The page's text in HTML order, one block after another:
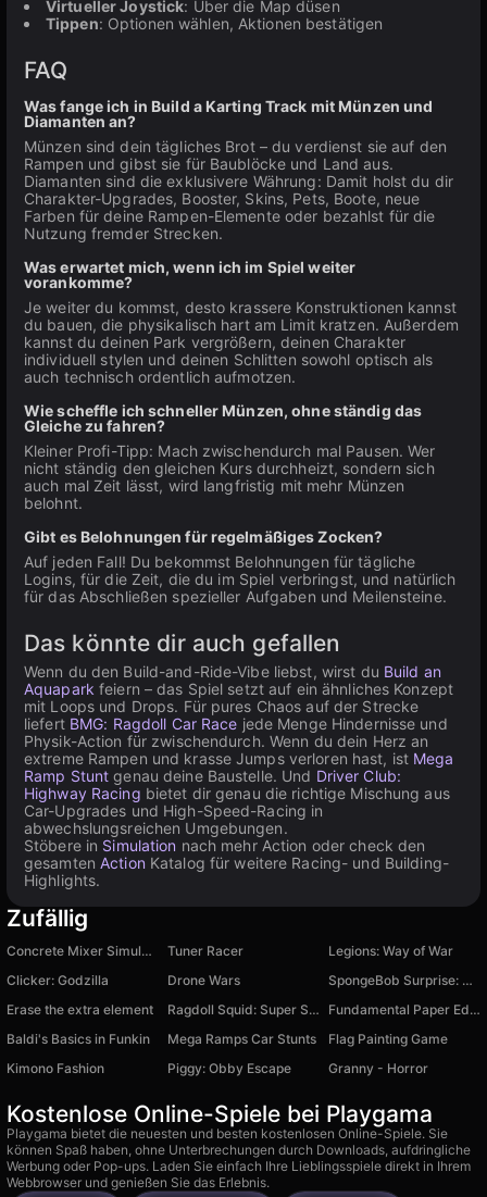
Virtueller Joystick: Über die Map düsen
Tippen: Optionen wählen, Aktionen bestätigen
FAQ
Was fange ich in Build a Karting Track mit Münzen und
Diamanten an?
Münzen sind dein tägliches Brot – du verdienst sie auf den
Rampen und gibst sie für Baublöcke und Land aus.
Diamanten sind die exklusivere Währung: Damit holst du dir
Charakter-Upgrades, Booster, Skins, Pets, Boote, neue
Farben für deine Rampen-Elemente oder bezahlst für die
Nutzung fremder Strecken.
Was erwartet mich, wenn ich im Spiel weiter
vorankomme?
Je weiter du kommst, desto krassere Konstruktionen kannst
du bauen, die physikalisch hart am Limit kratzen. Außerdem
kannst du deinen Park vergrößern, deinen Charakter
individuell stylen und deinen Schlitten sowohl optisch als
auch technisch ordentlich aufmotzen.
Wie scheffle ich schneller Münzen, ohne ständig das
Gleiche zu fahren?
Kleiner Profi-Tipp: Mach zwischendurch mal Pausen. Wer
nicht ständig den gleichen Kurs durchheizt, sondern sich
auch mal Zeit lässt, wird langfristig mit mehr Münzen
belohnt.
Gibt es Belohnungen für regelmäßiges Zocken?
Auf jeden Fall! Du bekommst Belohnungen für tägliche
Logins, für die Zeit, die du im Spiel verbringst, und natürlich
für das Abschließen spezieller Aufgaben und Meilensteine.
Das könnte dir auch gefallen
Wenn du den Build-and-Ride-Vibe liebst, wirst du Build an
Aquapark feiern – das Spiel setzt auf ein ähnliches Konzept
mit Loops und Drops. Für pures Chaos auf der Strecke
liefert BMG: Ragdoll Car Race jede Menge Hindernisse und
Physik-Action für zwischendurch. Wenn du dein Herz an
extreme Rampen und krasse Jumps verloren hast, ist Mega
Ramp Stunt genau deine Baustelle. Und Driver Club:
Highway Racing bietet dir genau die richtige Mischung aus
Car-Upgrades und High-Speed-Racing in
abwechslungsreichen Umgebungen.
Stöbere in Simulation nach mehr Action oder check den
gesamtenAction Katalog für weitere Racing- und Building-
Highlights.
Zufällig
Concrete Mixer Simulator Tuner Racer
Legions: Way of War
Clicker: Godzilla
Drone Wars
SpongeBob Surprise: Unboxing
Erase the extra element
Ragdoll Squid: Super Shot
Fundamental Paper Education Survivors
Baldi's Basics in Funkin
Mega Ramps Car Stunts
Flag Painting Game
Kimono Fashion
Piggy: Obby Escape Granny - Horror
Kostenlose Online-Spiele bei Playgama
Playgama bietet die neuesten und besten kostenlosen Online-Spiele. Sie
können Spaß haben, ohne Unterbrechungen durch Downloads, aufdringliche
Werbung oder Pop-ups. Laden Sie einfach Ihre Lieblingsspiele direkt in Ihrem
Webbrowser und genießen Sie das Erlebnis.